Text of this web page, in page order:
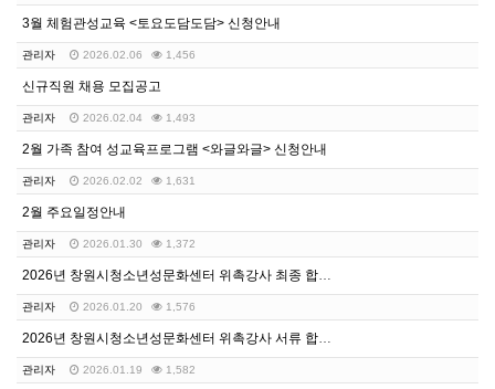
3월 체험관성교육 <토요도담도담> 신청안내
관리자 2026.02.06 1,456
신규직원 채용 모집공고
관리자 2026.02.04 1,493
2월 가족 참여 성교육프로그램 <와글와글> 신청안내
관리자 2026.02.02 1,631
2월 주요일정안내
관리자 2026.01.30 1,372
2026년 창원시청소년성문화센터 위촉강사 최종 합격자 …
관리자 2026.01.20 1,576
2026년 창원시청소년성문화센터 위촉강사 서류 합격자 …
관리자 2026.01.19 1,582